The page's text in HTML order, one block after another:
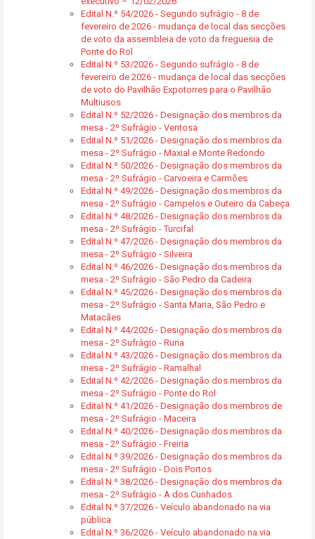
Edital N.º 54/2026 - Segundo sufrágio - 8 de
fevereiro de 2026 - mudança de local das secções
de voto da assembleia de voto da freguesia de
Ponte do Rol
Edital N.º 53/2026 - Segundo sufrágio - 8 de
fevereiro de 2026 - mudança de local das secções
de voto do Pavilhão Expotorres para o Pavilhão
Multiusos
Edital N.º 52/2026 - Designação dos membros da
mesa - 2º Sufrágio - Ventosa
Edital N.º 51/2026 - Designação dos membros da
mesa - 2º Sufrágio - Maxial e Monte Redondo
Edital N.º 50/2026 - Designação dos membros da
mesa - 2º Sufrágio - Carvoeira e Carmões
Edital N.º 49/2026 - Designação dos membros da
mesa - 2º Sufrágio - Campelos e Outeiro da Cabeça
Edital N.º 48/2026 - Designação dos membros da
mesa - 2º Sufrágio - Turcifal
Edital N.º 47/2026 - Designação dos membros da
mesa - 2º Sufrágio - Silveira
Edital N.º 46/2026 - Designação dos membros da
mesa - 2º Sufrágio - São Pedro da Cadeira
Edital N.º 45/2026 - Designação dos membros da
mesa - 2º Sufrágio - Santa Maria, São Pedro e
Matacães
Edital N.º 44/2026 - Designação dos membros da
mesa - 2º Sufrágio - Runa
Edital N.º 43/2026 - Designação dos membros da
mesa - 2º Sufrágio - Ramalhal
Edital N.º 42/2026 - Designação dos membros da
mesa - 2º Sufrágio - Ponte do Rol
Edital N.º 41/2026 - Designação dos membros de
mesa - 2º Sufrágio - Maceira
Edital N.º 40/2026 - Designação dos membros da
mesa - 2º Sufrágio - Freiria
Edital N.º 39/2026 - Designação dos membros da
mesa - 2º Sufrágio - Dois Portos
Edital N.º 38/2026 - Designação dos membros da
mesa - 2º Sufrágio - A dos Cunhados
Edital N.º 37/2026 - Veículo abandonado na via
pública
Edital N.º 36/2026 - Veículo abandonado na via